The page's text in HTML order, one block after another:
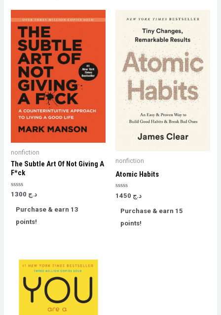
nonfiction
The Subtle Art Of Not Giving A
F*ck
Rated
of
د.ج
Purchase & earn 13
points!
nonfiction
Atomic Habits
Rated
0
د.ج
Purchase & earn 15
points!